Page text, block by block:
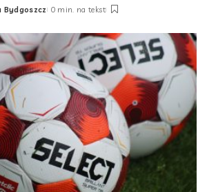
Bydgoszcz 0 min. na tekst